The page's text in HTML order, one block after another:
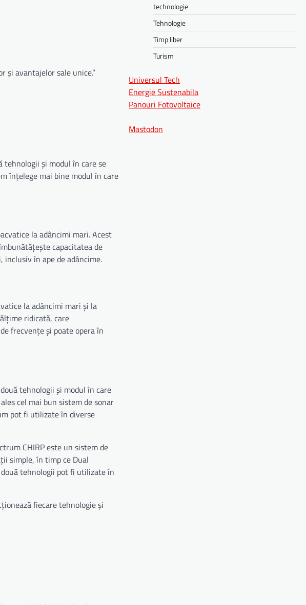
și avantajelor sale unice.”
tehnologii și modul în care se
înțelege mai bine modul în care
la adâncimi mari. Acest
capacitatea de
inclusiv în ape de adâncime.
la adâncimi mari și la
ridicată, care
frecvențe și poate opera în
tehnologii și modul în care
cel mai bun sistem de sonar
pot fi utilizate în diverse
CHIRP este un sistem de
simple, în timp ce Dual
tehnologii pot fi utilizate în
fiecare tehnologie și
technologie
Tehnologie
Timp liber
Turism
Universul Tech
Energie Sustenabila
Panouri Fotovoltaice
Mastodon